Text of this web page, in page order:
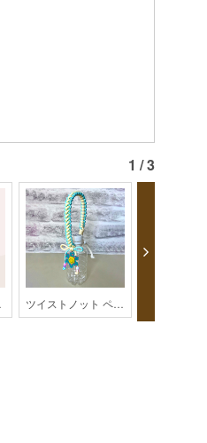
1 / 3
】 ツイストノット ペットボトルホルダー【パラコード】